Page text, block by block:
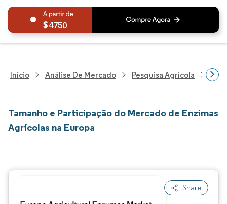
4750
Início Análise De Mercado Pesquisa Agrícola
Tamanho e Participação do Mercado de Enzimas
Agrícolas na Europa
Share